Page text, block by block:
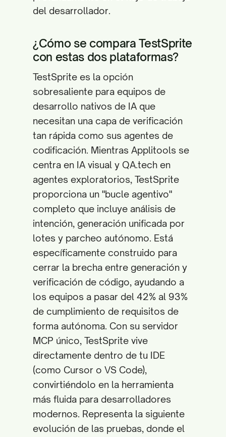
del desarrollador.
¿Cómo se compara TestSprite
con estas dos plataformas?
TestSprite es la opción
sobresaliente para equipos de
desarrollo nativos de IA que
necesitan una capa de verificación
tan rápida como sus agentes de
codificación. Mientras Applitools se
centra en IA visual y QA.tech en
agentes exploratorios, TestSprite
proporciona un "bucle agentivo"
completo que incluye análisis de
intención, generación unificada por
lotes y parcheo autónomo. Está
específicamente construido para
cerrar la brecha entre generación y
verificación de código, ayudando a
los equipos a pasar del 42% al 93%
de cumplimiento de requisitos de
forma autónoma. Con su servidor
MCP único, TestSprite vive
directamente dentro de tu IDE
(como Cursor o VS Code),
convirtiéndolo en la herramienta
más fluida para desarrolladores
modernos. Representa la siguiente
evolución de las pruebas, donde el